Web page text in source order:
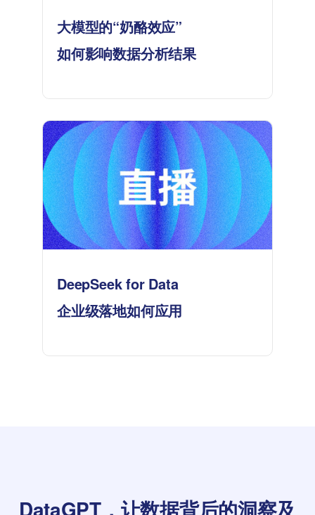
大模型的“奶酪效应”
如何影响数据分析结果
DeepSeek for Data
企业级落地如何应用
DataGPT，让数据背后的洞察及